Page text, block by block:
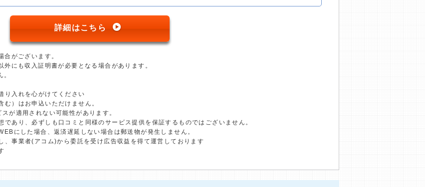
詳細はこちら
がございます。
にも収入証明書が必要となる場合があります。
り入れを心がけてください
）はお申込いただけません。
が適用されない可能性があります。
あり、必ずしも口コミと同様のサービス提供を保証するものではございません。
にした場合、返済遅延しない場合は郵送物が発生しません。
、事業者(アコム)から委託を受け広告収益を得て運営しております